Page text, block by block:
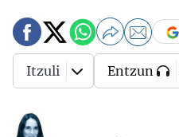
Itzuli Entzun